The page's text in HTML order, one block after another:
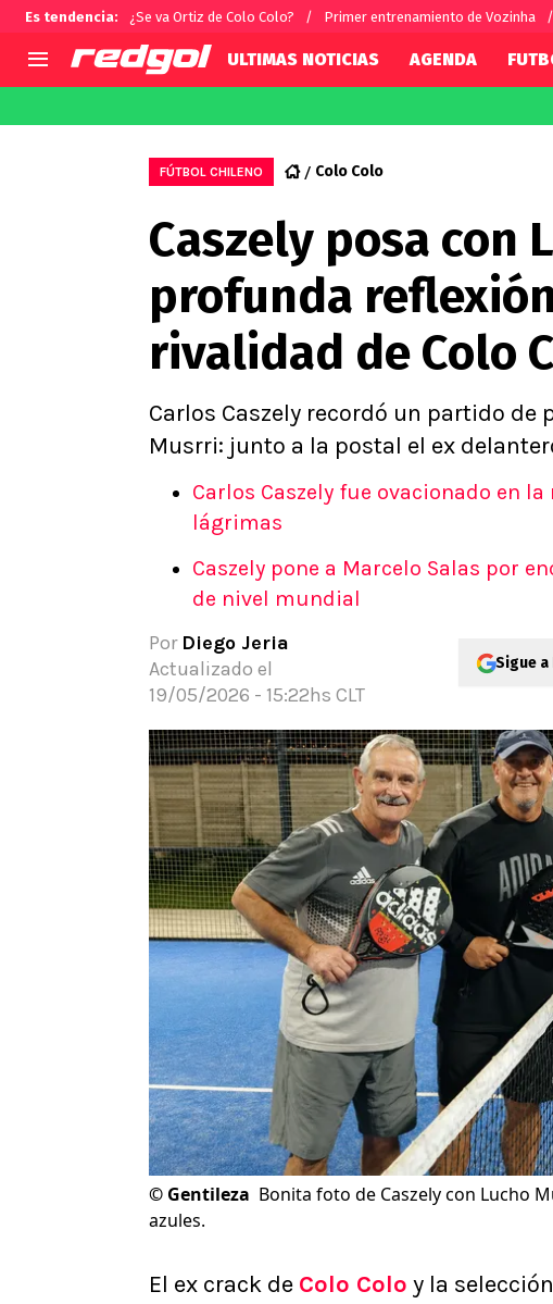
Es tendencia: ¿Se va Ortiz de Colo Colo? Primer entrenamiento de Vozinha
Selección Chilena
U de Chile
U Católica
Campeonato Nacional
Primera B
Segunda División
Copa Chile
Supercopa Chile
Campeonato Femenino
Alexis Sánchez
Carlos Palacios
Chilenos por el
Pronósticos
Apuesta del día
ULTIMAS NOTICIAS AGENDA
FÚTBOL CHILENO Colo Colo
Caszely posa con
profunda
rivalidad de Colo
Carlos Caszely recordó un partido de
Musrri: junto a la postal el ex
Carlos Caszely fue ovacionado en
lágrimas
Caszely pone a Marcelo Salas por
de nivel mundial
Por Diego Jeria
Actualizado el
19/05/2026 - 15:22hs CLT
Sigue
© Gentileza Bonita foto de Caszely con Lucho
azules.
El ex crack de Colo Colo y la